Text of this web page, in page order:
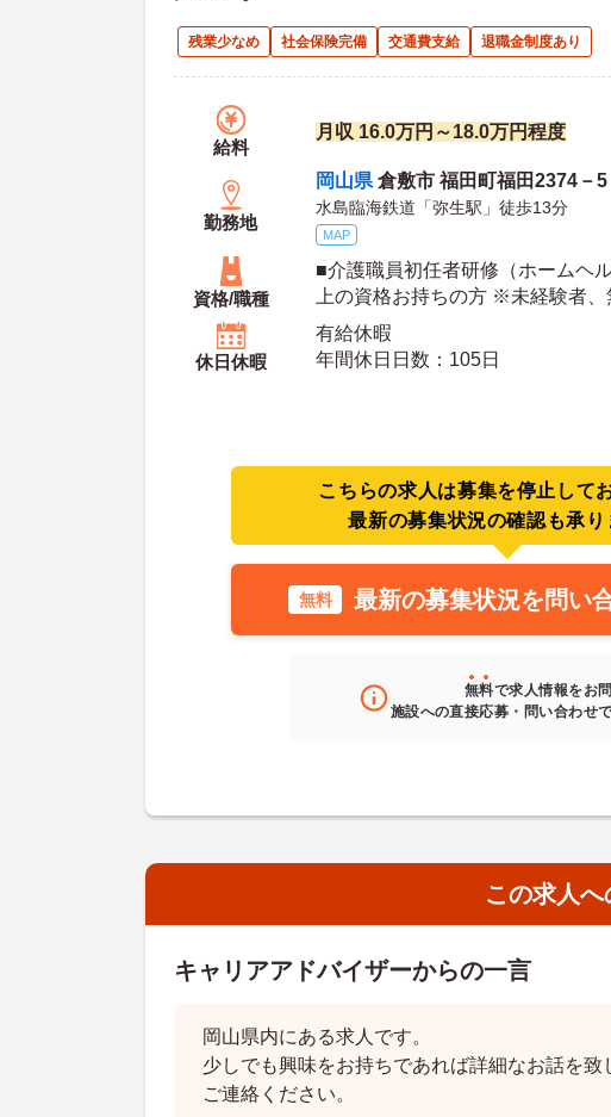
残業少なめ 社会保険完備 交通費支給 退職金制度あり
給料
月収 16.0万円～18.0万円程度
勤務地
岡山県 倉敷市 福田町福田2374－5
水島臨海鉄道「弥生駅」徒歩13分
MAP
資格/職種
■介護職員初任者研修（ホームヘ
上の資格お持ちの方 ※未経験者、
談
休日休暇
有給休暇
年間休日日数：105日
こちらの求人は募集を停止して
最新の募集状況の確認も承り
無料 最新の募集状況を問い
無料で求人情報をお
施設への直接応募・問い合わせ
この求人へ
キャリアアドバイザーからの一言
岡山県内にある求人です。
少しでも興味をお持ちであれば詳細なお話を致
ご連絡ください。